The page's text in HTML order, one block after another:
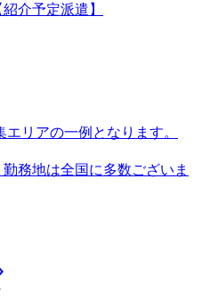
介予定派遣】
リアの一例となります。
務地は全国に多数ございま